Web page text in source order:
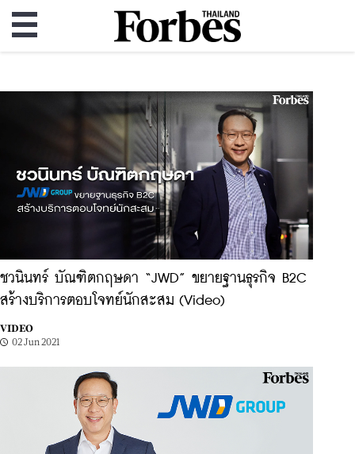
ชวนินทร์ บัณฑิตกฤษดา “JWD” ขยายฐานธุรกิจ B2C
สร้างบริการตอบโจทย์นักสะสม (Video)
VIDEO
02 Jun 2021